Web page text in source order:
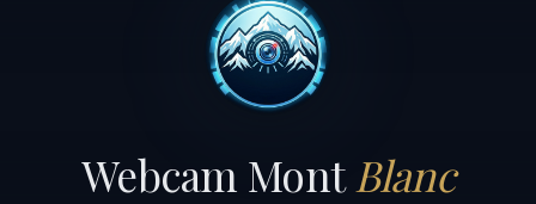
Webcam Mont Blanc